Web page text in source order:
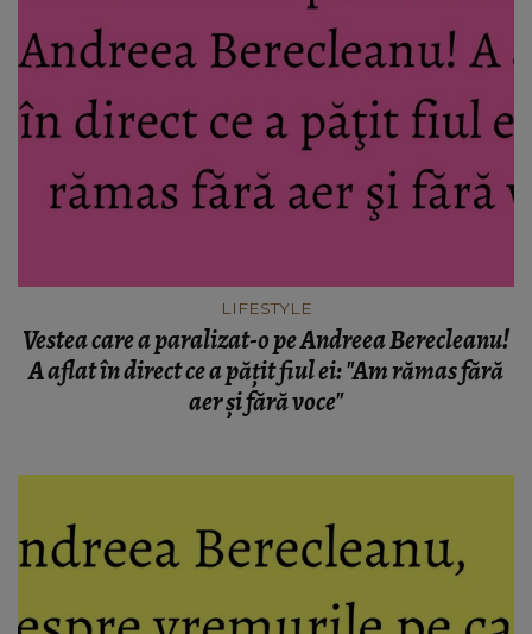
LIFESTYLE
Vestea care a paralizat-o pe Andreea Berecleanu!
A aflat în direct ce a păţit fiul ei: "Am rămas fără
aer şi fără voce"